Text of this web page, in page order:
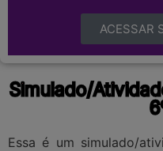
ACESSAR
Simulado/
Essa é um simulado/